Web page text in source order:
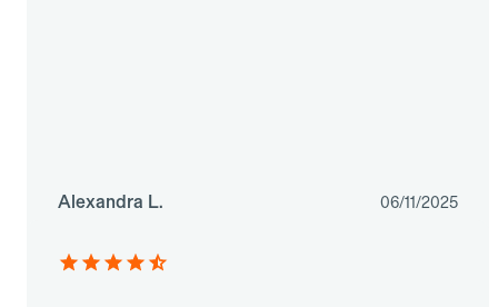
Alexandra L. 06/11/2025